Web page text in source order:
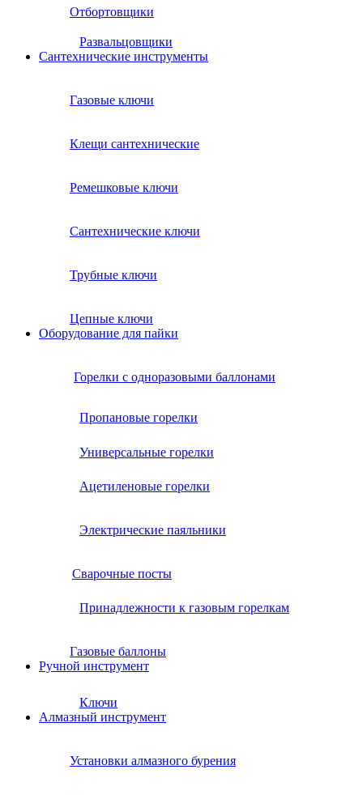
Отбортовщики
Развальцовщики
Сантехнические инcтрументы
Газовые ключи
Клещи сантехнические
Ремешковые ключи
Сантехнические ключи
Трубные ключи
Цепные ключи
Оборудование для пайки
Горелки с одноразовыми баллонами
Пропановые горелки
Универсальные горелки
Ацетиленовые горелки
Электрические паяльники
Сварочные посты
Принадлежности к газовым горелкам
Газовые баллоны
Ручной инструмент
Ключи
Алмазный инструмент
Установки алмазного бурения